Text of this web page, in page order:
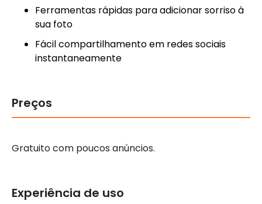
Ferramentas rápidas para adicionar sorriso à
sua foto
Fácil compartilhamento em redes sociais
instantaneamente
Preços
Gratuito com poucos anúncios.
Experiência de uso